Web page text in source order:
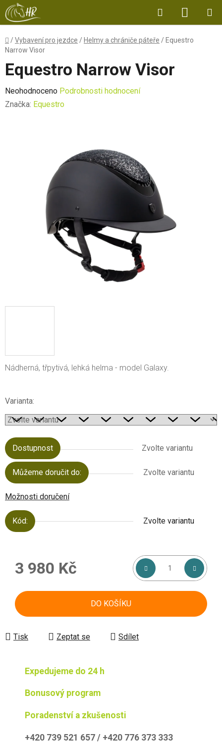
Přejít
na
obsah
Hledat
KOŠÍK
Domů
/Vybavení pro jezdce / Helmy a chrániče páteře / Equestro
Narrow Visor
Nádherná, třpytivá, lehká helma - model Galaxy.
Varianta:
Dostupnost Zvolte variantu
Můžeme doručit do: Zvolte variantu
Možnosti doručení
Kód: Zvolte variantu
3 980 Kč
DO KOŠÍKU
Tisk Zeptat se Sdílet
Equestro Narrow Visor
Průměrné
hodnocení
Neohodnoceno Podrobnosti hodnocení
Značka: Equestro
Expedujeme do 24 h
Bonusový program
Poradenství a zkušenosti
+420 739 521 657 / +420 776 373 333